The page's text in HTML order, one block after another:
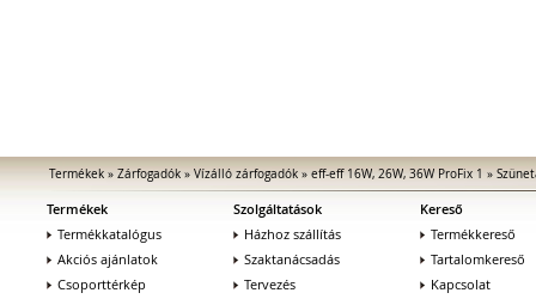
Termékek» Zárfogadók» Vízálló zárfogadók» eff-eff 16W, 26W, 36W ProFix 1 »
Termékek
Termékkatalógus
Akciós ajánlatok
Csoporttérkép
Szolgáltatások
Házhoz szállítás
Szaktanácsadás
Tervezés
Kereső
Termékkereső
Tartalomkereső
Kapcsolat